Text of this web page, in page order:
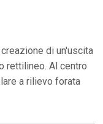
di un'uscita
rettilineo. Al centro
a rilievo forata